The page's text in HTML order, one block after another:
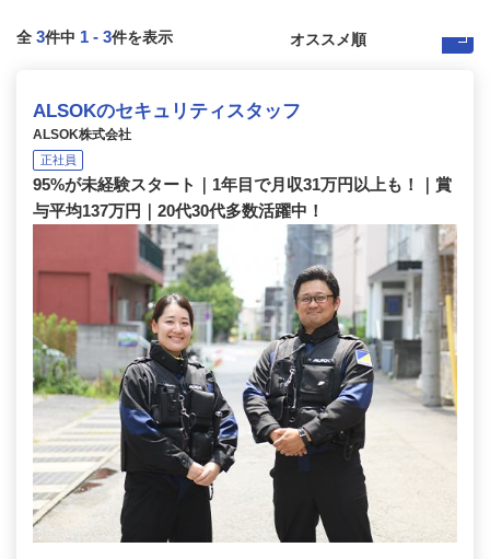
全 3件中 1 - 3件を表示
ALSOKのセキュリティスタッフ
ALSOK株式会社
正社員
95%が未経験スタート｜1年目で月収31万円以上も！｜賞
与平均137万円｜20代30代多数活躍中！